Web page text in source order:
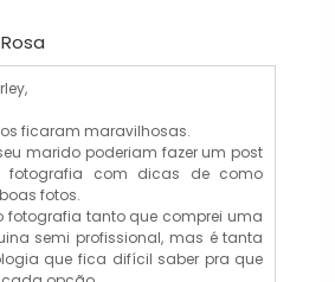
ficaram maravilhosas.
marido poderiam fazer um post
fotografia com dicas de como
fotos.
fotografia tanto que comprei uma
semi profissional, mas é tanta
que fica difícil saber pra que